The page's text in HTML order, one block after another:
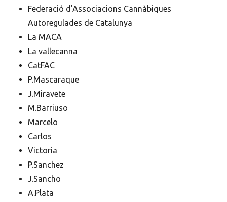
Federació d'Associacions Cannàbiques
Autoregulades de Catalunya
La MACA
La vallecanna
CatFAC
P.Mascaraque
J.Miravete
M.Barriuso
Marcelo
Carlos
Victoria
P.Sanchez
J.Sancho
A.Plata